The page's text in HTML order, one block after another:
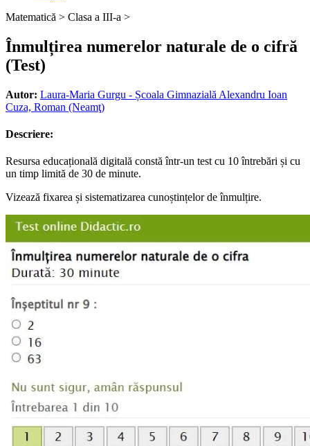
Matematică > Clasa a III-a >
Înmulțirea numerelor naturale de o cifră
(Test)
Autor: Laura-Maria Gurgu - Școala Gimnazială Alexandru Ioan
Cuza, Roman (Neamţ)
Descriere:
Resursa educațională digitală constă într-un test cu 10 întrebări și cu
un timp limită de 30 de minute.
Vizează fixarea și sistematizarea cunoștințelor de înmulțire.